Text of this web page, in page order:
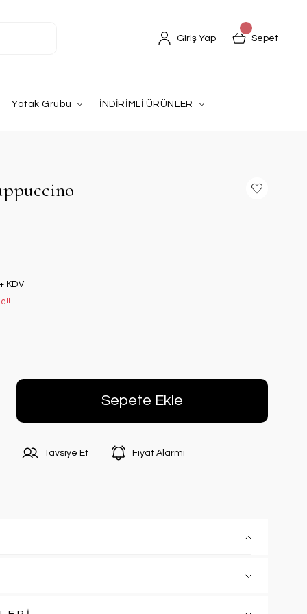
Giriş Yap Sepet
Yatak Grubu İNDİRİMLİ ÜRÜNLER
KDV
Sepete Ekle
Tavsiye Et Fiyat Alarmı